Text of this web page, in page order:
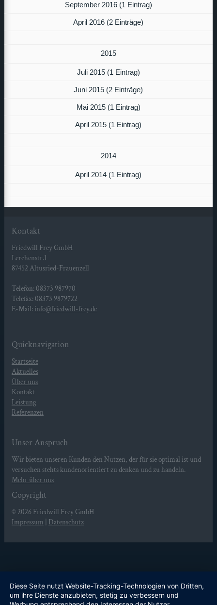
September 2016 (1 Eintrag)
April 2016 (2 Einträge)
2015
Juli 2015 (1 Eintrag)
Juni 2015 (2 Einträge)
Mai 2015 (1 Eintrag)
April 2015 (1 Eintrag)
2014
April 2014 (1 Eintrag)
Kontakt
Friedwill Frey GmbH
Lerchenstr.1
87452 Altusried-Frauenzell
Telefon: 08373 987970
Telefax: 08373 9879722
E-Mail:info@friedwill-frey.de
Quicknavigation
Startseite
Aktuelles
Über uns
Kontakt
Leistung
Referenzen
Unser Anspruch
Wir bieten unseren Kunden den Nutzen, der für sie optimal ist und
versuchen stehts kundenorientiert zu denken und zu handeln.
Mehr über uns
Copyright
© 2026 Friedwill Frey GmbH
Impressum
Datenschutz
Diese Seite nutzt Website-Tracking-Technologien von Dritten,
um ihre Dienste anzubieten, stetig zu verbessern und